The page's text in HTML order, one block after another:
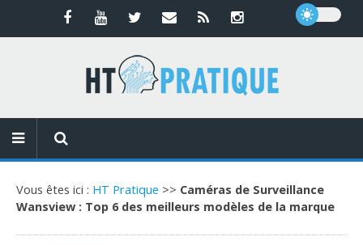
Vous êtes ici : HT Pratique >> Caméras de Surveillance
Wansview : Top 6 des meilleurs modèles de la marque